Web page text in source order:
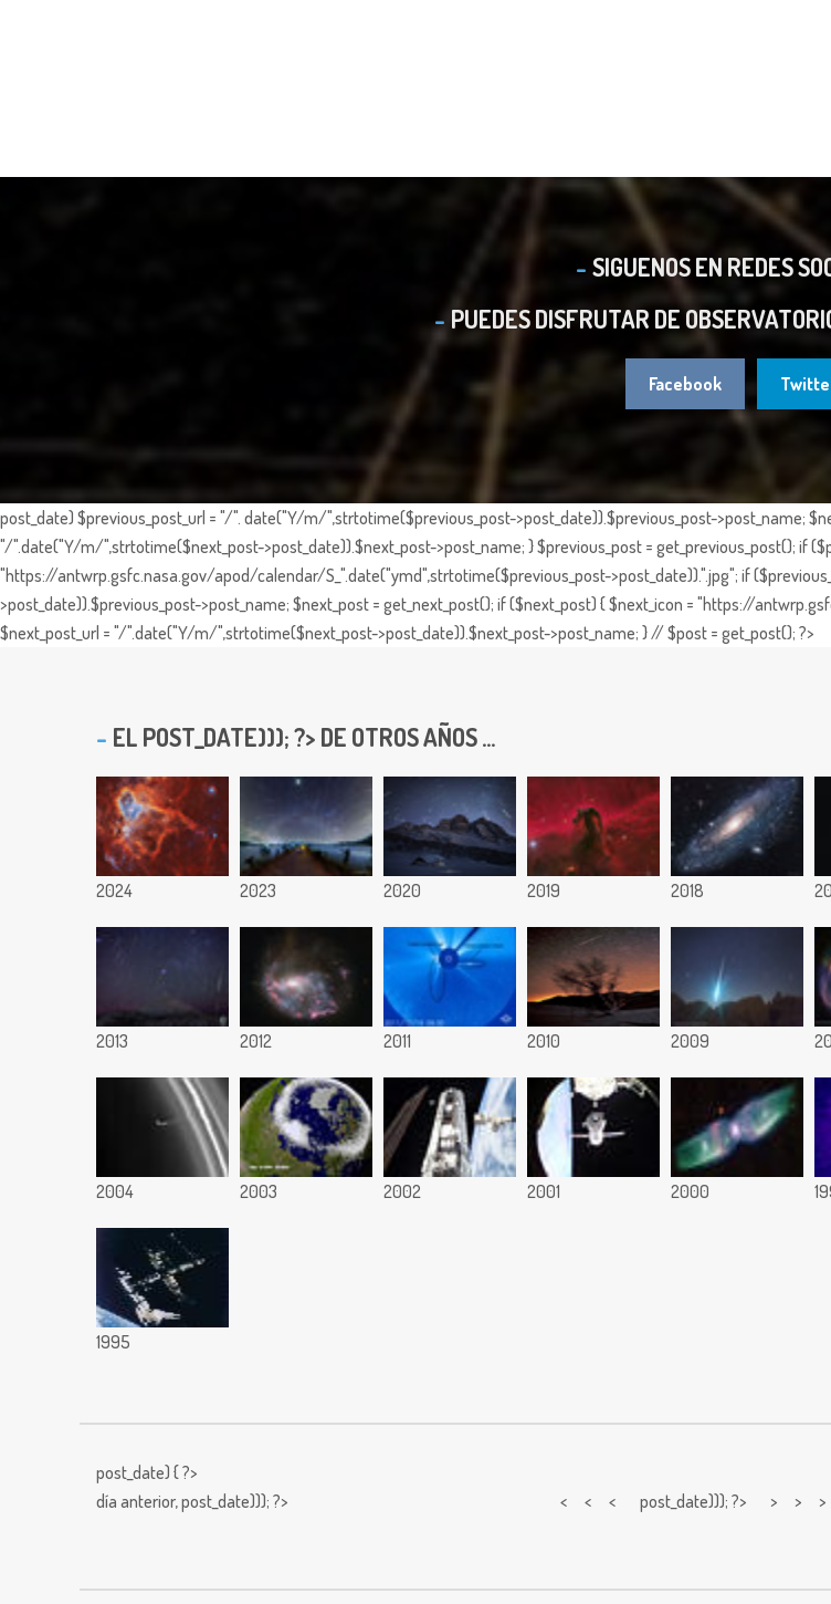
SIGUENOS EN REDES
PUEDES DISFRUTAR DE
Facebook
post_date) $previous_post_url = "/". date("Y/m/",strtotime($previous_post->post_date)).$previous_post->post_name;
"/".date("Y/m/",strtotime($next_post->post_date)).$next_post->post_name; } $previous_post = get_previous_post(); if
"https://antwrp.gsfc.nasa.gov/apod/calendar/S_".date("ymd",strtotime($previous_post->post_date)).".jpg"; if
>post_date)).$previous_post->post_name; $next_post = get_next_post(); if ($next_post) { $next_icon = "https://
$next_post_url = "/".date("Y/m/",strtotime($next_post->post_date)).$next_post->post_name; } // $post = get_post(); ?>
EL POST_DATE))); ?> DE OTROS AÑOS ...
2024 2023 2020 2019 2018
2013 2012 2011 2010 2009
2004 2003 2002 2001 2000
1995
post_date) { ?>
día anterior,post_date))); ?> < < < post_date))); ?> > > >